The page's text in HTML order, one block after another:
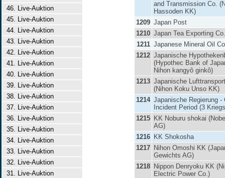
46. Live-Auktion
45. Live-Auktion
44. Live-Auktion
43. Live-Auktion
42. Live-Auktion
41. Live-Auktion
40. Live-Auktion
39. Live-Auktion
38. Live-Auktion
37. Live-Auktion
36. Live-Auktion
35. Live-Auktion
34. Live-Auktion
33. Live-Auktion
32. Live-Auktion
31. Live-Auktion
and Transmission Co.
Hassoden KK)
1209 Japan Post
1210 Japan Tea Exporting Co.
1211 Japanese Mineral Oil
1212 Japanische
(Hypothec Bank of
Nihon kangyô ginkô)
1213 Japanische
(Nihon Koku Unso KK)
1214 Japanische Regierung -
Incident Period (3
1215 KK Noburu shokai
AG)
1216 KK Shokosha
1217 Nihon Omoshi KK
Gewichts AG)
1218 Nippon Denryoku KK
Electric Power Co.)